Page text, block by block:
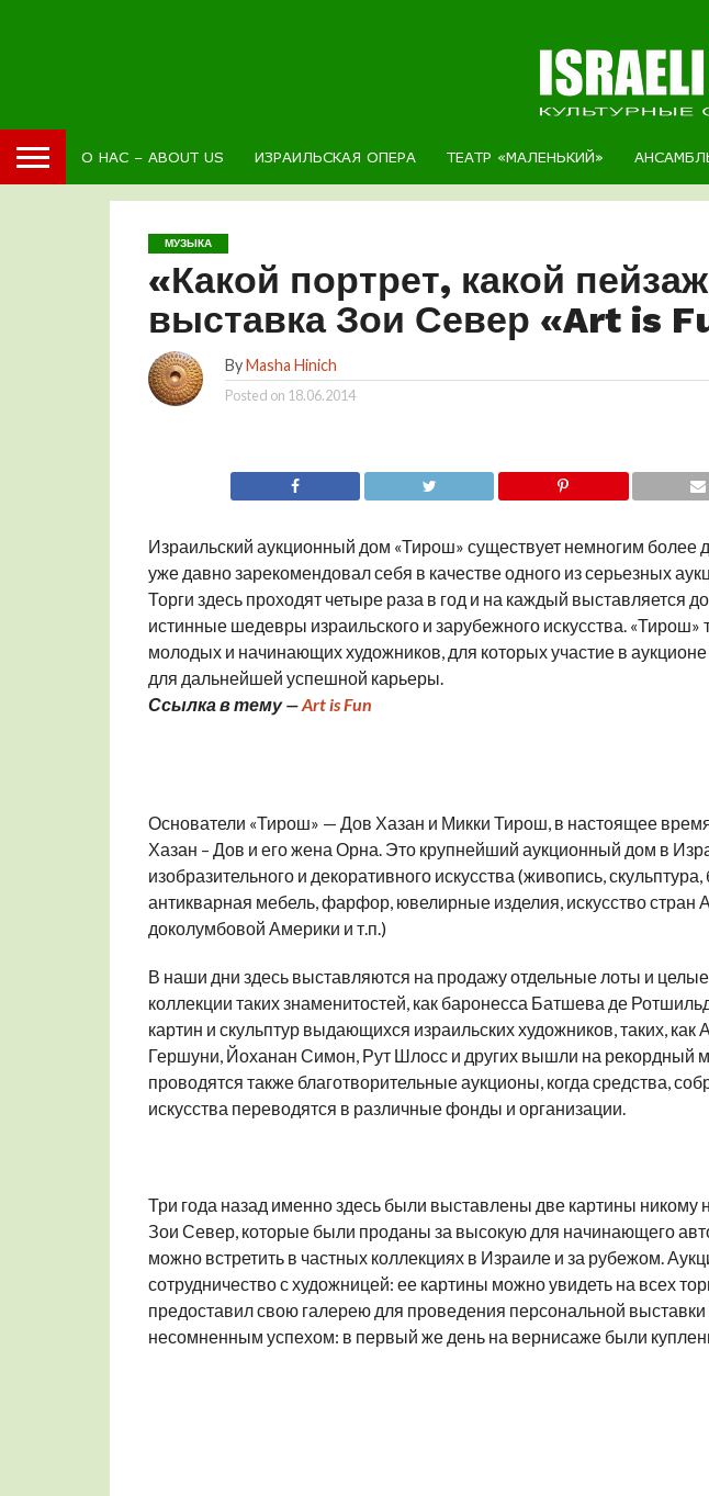
О НАС – ABOUT US ИЗРАИЛЬСКАЯ ОПЕРА ТЕАТР «МАЛЕНЬКИЙ»
МУЗЫКА
«Какой портрет, какой
выставка Зои Север «Art is
ByMasha Hinich
Posted on 18.06.2014
Израильский аукционный дом «Тирош» существует немногим более
уже давно зарекомендовал себя в качестве одного из серьезных
Торги здесь проходят четыре раза в год и на каждый выставляется
истинные шедевры израильского и зарубежного искусства. «Тирош»
молодых и начинающих художников, для которых участие в
для дальнейшей успешной карьеры.
Ссылка в тему —Art is Fun
Основатели «Тирош» — Дов Хазан и Микки Тирош, в настоящее
Хазан – Дов и его жена Орна. Это крупнейший аукционный дом в
изобразительного и декоративного искусства (живопись,
антикварная мебель, фарфор, ювелирные изделия, искусство стран
доколумбовой Америки и т.п.)
В наши дни здесь выставляются на продажу отдельные лоты и
коллекции таких знаменитостей, как баронесса Батшева де
картин и скульптур выдающихся израильских художников, таких,
Гершуни, Йоханан Симон, Рут Шлосс и других вышли на рекордный
проводятся также благотворительные аукционы, когда средства,
искусства переводятся в различные фонды и организации.
Три года назад именно здесь были выставлены две картины никому
Зои Север, которые были проданы за высокую для начинающего
можно встретить в частных коллекциях в Израиле и за рубежом.
сотрудничество с художницей: ее картины можно увидеть на всех
предоставил свою галерею для проведения персональной
несомненным успехом: в первый же день на вернисаже были